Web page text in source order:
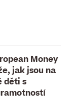
Money
jak jsou na
děti s